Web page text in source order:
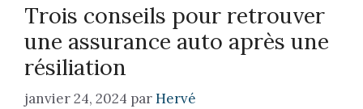
Trois conseils pour retrouver
une assurance auto après une
résiliation
janvier 24, 2024 parHervé